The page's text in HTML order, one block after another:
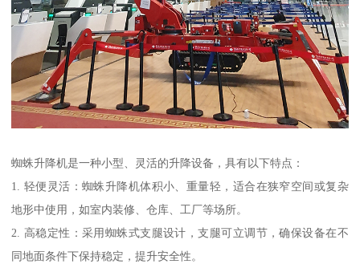
蜘蛛升降机是一种小型、灵活的升降设备，具有以下特点：
1. 轻便灵活：蜘蛛升降机体积小、重量轻，适合在狭窄空间或复杂
地形中使用，如室内装修、仓库、工厂等场所。
2. 高稳定性：采用蜘蛛式支腿设计，支腿可立调节，确保设备在不
同地面条件下保持稳定，提升安全性。